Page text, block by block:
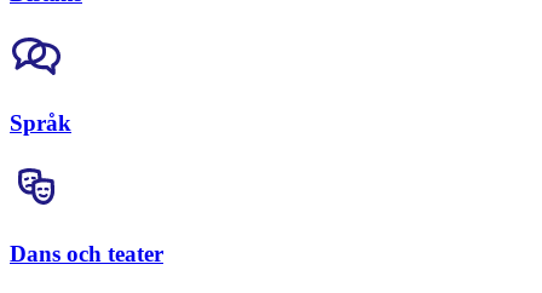
Språk
Dans och teater